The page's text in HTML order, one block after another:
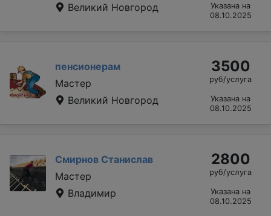
Великий Новгород
Указана на
08.10.2025
пенсионерам
Мастер
Великий Новгород
3500
руб/услуга
Указана на
08.10.2025
Смирнов Станислав
Мастер
Владимир
2800
руб/услуга
Указана на
08.10.2025